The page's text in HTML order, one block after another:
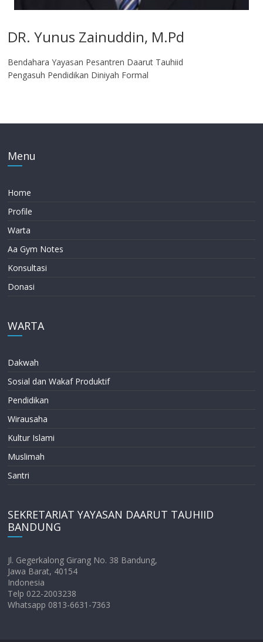
DR. Yunus Zainuddin, M.Pd
Bendahara Yayasan Pesantren Daarut Tauhiid
Pengasuh Pendidikan Diniyah Formal
Menu
Home
Profile
Warta
Aa Gym Notes
Konsultasi
Donasi
WARTA
Dakwah
Sosial dan Wakaf Produktif
Pendidikan
Wirausaha
Kultur Islami
Muslimah
Santri
SEKRETARIAT YAYASAN DAARUT TAUHIID
BANDUNG
Jl. Gegerkalong Girang No. 38 Bandung,
Jawa Barat, 40154
Indonesia
Telp 022-2003238
Whatsapp 0813-6631-7363